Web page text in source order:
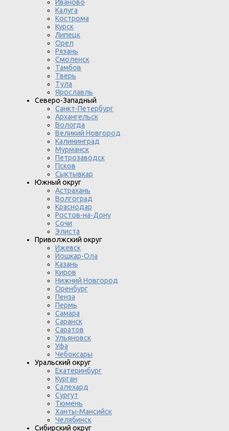
Иваново
Калуга
Кострома
Курск
Липецк
Орел
Рязань
Смоленск
Тамбов
Тверь
Тула
Ярославль
Северо-Западный
Санкт-Петербург
Архангельск
Вологда
Великий Новгород
Калининград
Мурманск
Петрозаводск
Псков
Сыктывкар
Южный округ
Астрахань
Волгоград
Краснодар
Ростов-на-Дону
Сочи
Элиста
Приволжский округ
Ижевск
Йошкар-Ола
Казань
Киров
Нижний Новгород
Оренбург
Пенза
Пермь
Самара
Саранск
Саратов
Ульяновск
Уфа
Чебоксары
Уральский округ
Екатеринбург
Курган
Салехард
Сургут
Тюмень
Ханты-Мансийск
Челябинск
Сибирский округ